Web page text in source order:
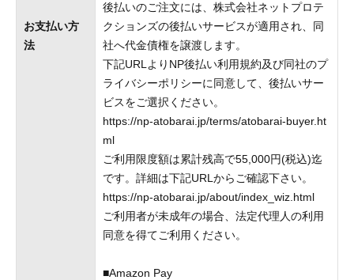
お支払い方
法
後払いのご注文には、株式会社ネットプロテ
クションズの後払いサービスが適用され、同
社へ代金債権を譲渡します。
下記URLよりNP後払い利用規約及び同社のプ
ライバシーポリシーに同意して、後払いサー
ビスをご選択ください。
https://np-atobarai.jp/terms/atobarai-buyer.ht
ml
ご利用限度額は累計残高で55,000円(税込)迄
です。詳細は下記URLからご確認下さい。
https://np-atobarai.jp/about/index_wiz.html
ご利用者が未成年の場合、法定代理人の利用
同意を得てご利用ください。
■Amazon Pay